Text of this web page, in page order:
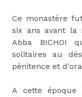
Ce monastère
six ans avant la
Abba BICHOI
solitaires au
pénitence et
A cette époque